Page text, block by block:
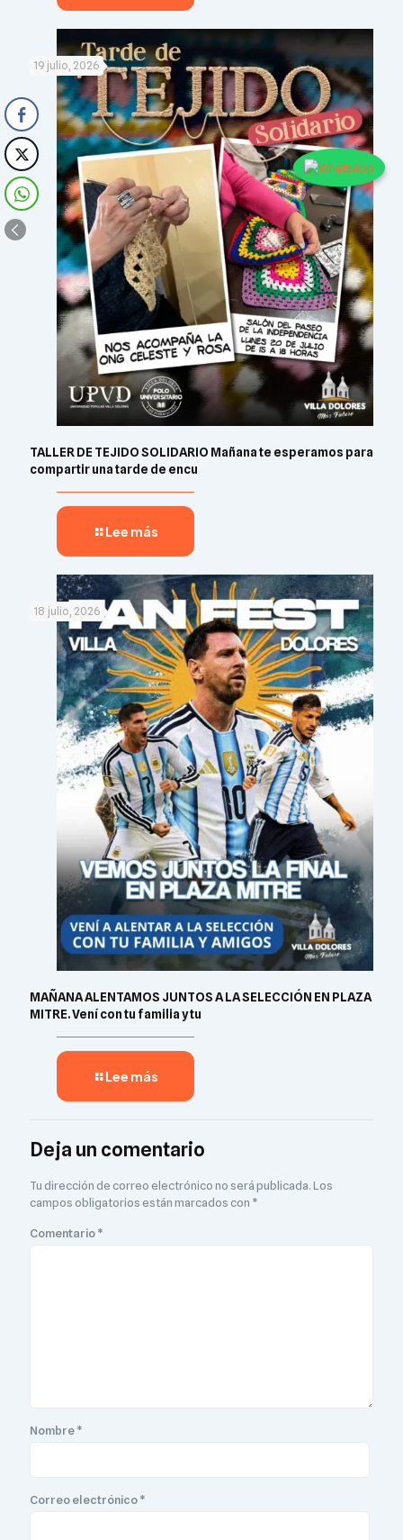
19 julio, 2026
TALLER DE TEJIDO SOLIDARIO Mañana te esperamos para
compartir una tarde de encu
Lee más
18 julio, 2026
MAÑANA ALENTAMOS JUNTOS A LA SELECCIÓN EN PLAZA
MITRE. Vení con tu familia y tu
Lee más
Deja un comentario
Tu dirección de correo electrónico no será publicada.Los
campos obligatorios están marcados con *
Comentario*
Nombre*
Correo electrónico*